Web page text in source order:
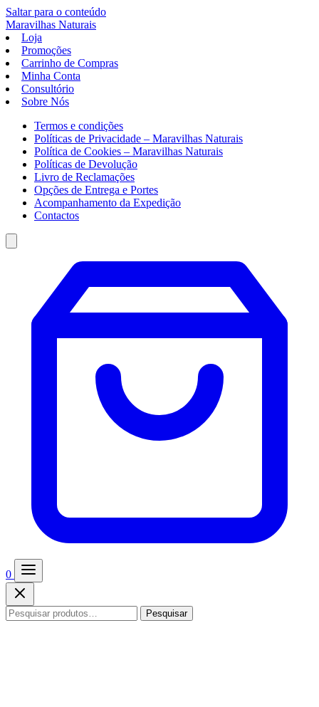
Saltar para o conteúdo
Maravilhas Naturais
Loja
Promoções
Carrinho de Compras
Minha Conta
Consultório
Sobre Nós
Termos e condições
Políticas de Privacidade – Maravilhas Naturais
Política de Cookies – Maravilhas Naturais
Políticas de Devolução
Livro de Reclamações
Opções de Entrega e Portes
Acompanhamento da Expedição
Contactos
0
Pesquisar